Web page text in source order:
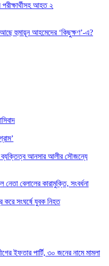
আহত ২
হুমায়ূন আহমেদের ‘কিছুক্ষণ’-এ?
ব্যক্তিত্ব আনসার আলীর সৌজন্যে
নেতা বেলালের কারামুক্তি, সংবর্ধনা
করে সংঘর্ষে যুবক নিহত
ইফতার পার্টি, ৩০ জনের নামে মামলা